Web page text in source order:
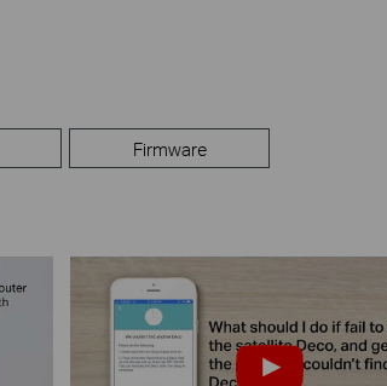
Firmware